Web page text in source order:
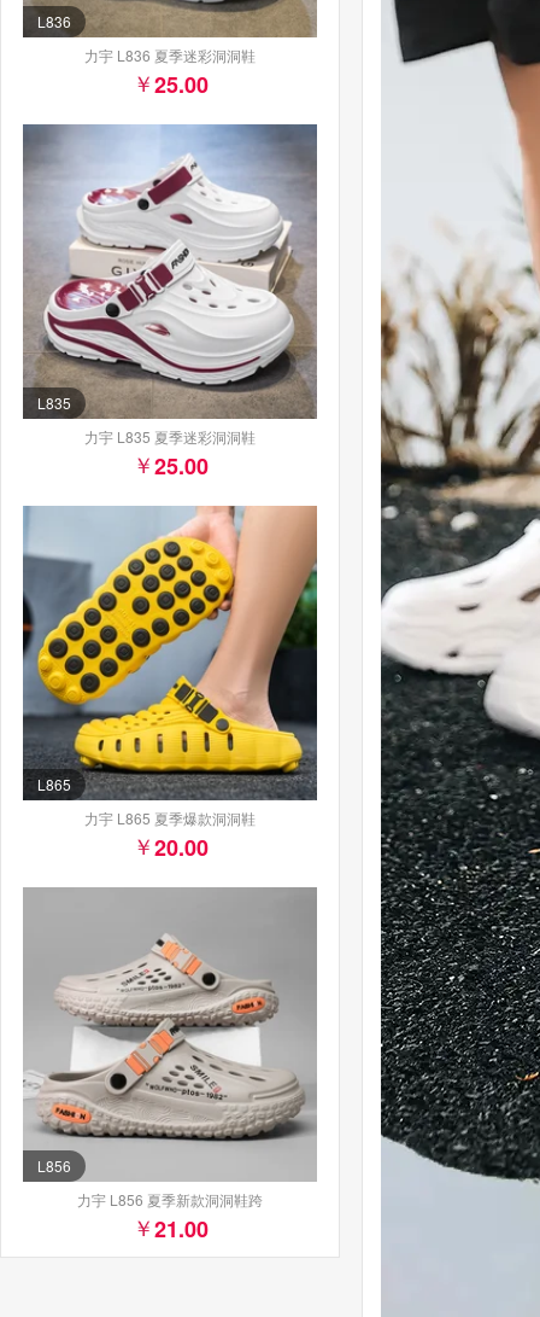
L836
力宇 L836 夏季迷彩洞洞鞋
25.00
L835
力宇 L835 夏季迷彩洞洞鞋
25.00
L865
力宇 L865 夏季爆款洞洞鞋
20.00
L856
力宇 L856 夏季新款洞洞鞋跨
21.00